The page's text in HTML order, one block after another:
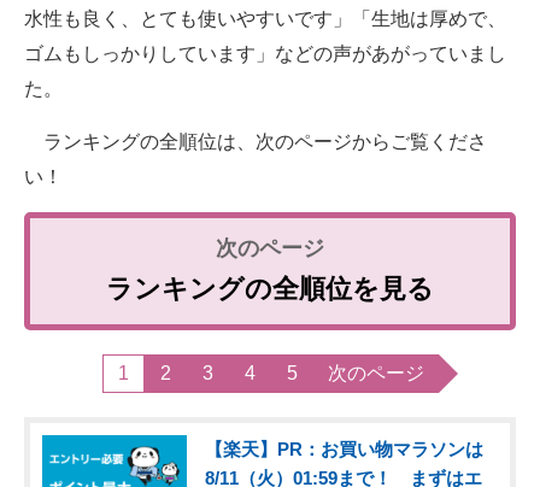
水性も良く、とても使いやすいです」「生地は厚めで、
ゴムもしっかりしています」などの声があがっていまし
た。
ランキングの全順位は、次のページからご覧くださ
い！
ランキングの全順位を見る
1 2 3 4 5 次のページ
【楽天】PR：お買い物マラソンは
8/11（火）01:59まで！ まずはエ